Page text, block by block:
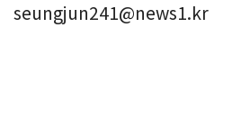
seungjun241@news1.kr